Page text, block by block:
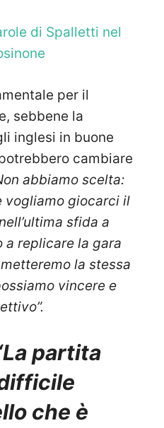
di Spalletti nel
per il
sebbene la
inglesi in buone
cambiare
abbiamo scelta:
vogliamo giocarci il
sfida a
a replicare la gara
la stessa
vincere e
partita
difficile
che è